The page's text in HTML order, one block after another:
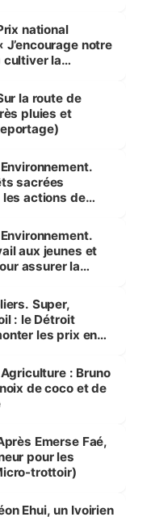
national
J’encourage notre
cultiver la
la route de
pluies et
sacrées
actions de
aux jeunes et
assurer la
Super,
: le Détroit
les prix en
: Bruno
de coco et de
Emerse Faé,
pour les
trottoir)
Ehui, un Ivoirien